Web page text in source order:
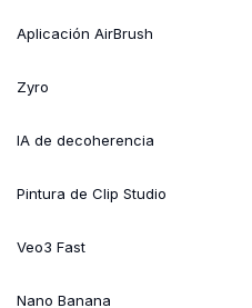
Aplicación AirBrush
Zyro
IA de decoherencia
Pintura de Clip Studio
Veo3 Fast
Nano Banana